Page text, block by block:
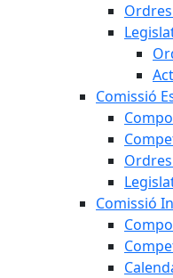
Comissió
Comissió